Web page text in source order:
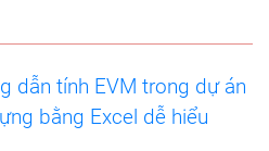
dẫn tính EVM trong dự án
bằng Excel dễ hiểu